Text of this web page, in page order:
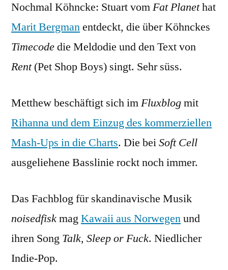
Nochmal Köhncke: Stuart vomFat Planethat
Marit Bergmanentdeckt, die über Köhnckes
Timecodedie Meldodie und den Text von
Rent(Pet Shop Boys) singt. Sehr süss.
Metthew beschäftigt sich imFluxblogmit
Rihanna und dem Einzug des kommerziellen
Mash-Ups in die Charts. Die beiSoft Cell
ausgeliehene Basslinie rockt noch immer.
Das Fachblog für skandinavische Musik
noisedfiskmag Kawaii aus Norwegenund
ihren Song Talk, Sleep or Fuck. Niedlicher
Indie-Pop.